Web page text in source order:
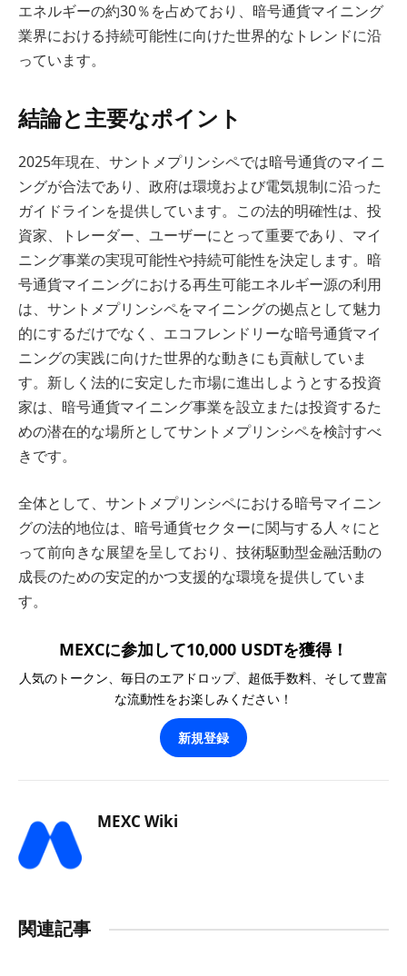
エネルギーの約30％を占めており、暗号通貨マイニング
業界における持続可能性に向けた世界的なトレンドに沿
っています。
結論と主要なポイント
2025年現在、サントメプリンシペでは暗号通貨のマイニ
ングが合法であり、政府は環境および電気規制に沿った
ガイドラインを提供しています。この法的明確性は、投
資家、トレーダー、ユーザーにとって重要であり、マイ
ニング事業の実現可能性や持続可能性を決定します。暗
号通貨マイニングにおける再生可能エネルギー源の利用
は、サントメプリンシペをマイニングの拠点として魅力
的にするだけでなく、エコフレンドリーな暗号通貨マイ
ニングの実践に向けた世界的な動きにも貢献していま
す。新しく法的に安定した市場に進出しようとする投資
家は、暗号通貨マイニング事業を設立または投資するた
めの潜在的な場所としてサントメプリンシペを検討すべ
きです。
全体として、サントメプリンシペにおける暗号マイニン
グの法的地位は、暗号通貨セクターに関与する人々にと
って前向きな展望を呈しており、技術駆動型金融活動の
成長のための安定的かつ支援的な環境を提供していま
す。
MEXCに参加して10,000 USDTを獲得！
人気のトークン、毎日のエアドロップ、超低手数料、そして豊富
な流動性をお楽しみください！
新規登録
MEXC Wiki
関連記事